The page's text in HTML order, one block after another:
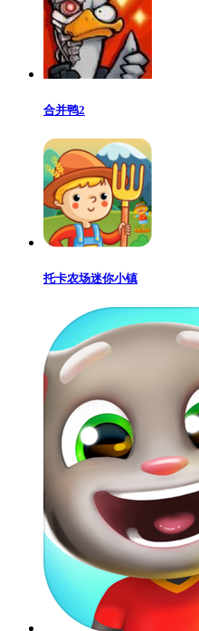
合并鸭2
托卡农场迷你小镇